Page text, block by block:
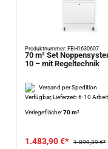
Produktnummer: FBH1630607
70 m² Set
10 – mit Regeltechnik
Versand per Spedition
Verfügbar, Lieferzeit: 6-10
Verlegefläche:70 m²
1.483,90 €* 1.899,39 €*